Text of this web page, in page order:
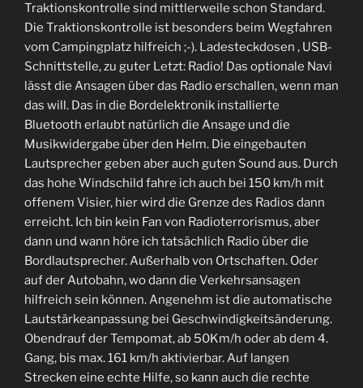
Traktionskontrolle sind mittlerweile schon Standard.
Die Traktionskontrolle ist besonders beim Wegfahren
vom Campingplatz hilfreich ;-). Ladesteckdosen , USB-
Schnittstelle, zu guter Letzt: Radio! Das optionale Navi
lässt die Ansagen über das Radio erschallen, wenn man
das will. Das in die Bordelektronik installierte
Bluetooth erlaubt natürlich die Ansage und die
Musikwidergabe über den Helm. Die eingebauten
Lautsprecher geben aber auch guten Sound aus. Durch
das hohe Windschild fahre ich auch bei 150 km/h mit
offenem Visier, hier wird die Grenze des Radios dann
erreicht. Ich bin kein Fan von Radioterrorismus, aber
dann und wann höre ich tatsächlich Radio über die
Bordlautsprecher. Außerhalb von Ortschaften. Oder
auf der Autobahn, wo dann die Verkehrsansagen
hilfreich sein können. Angenehm ist die automatische
Lautstärkeanpassung bei Geschwindigkeitsänderung.
Obendrauf der Tempomat, ab 50Km/h oder ab dem 4.
Gang, bis max. 161 km/h aktivierbar. Auf langen
Strecken eine echte Hilfe, so kann auch die rechte